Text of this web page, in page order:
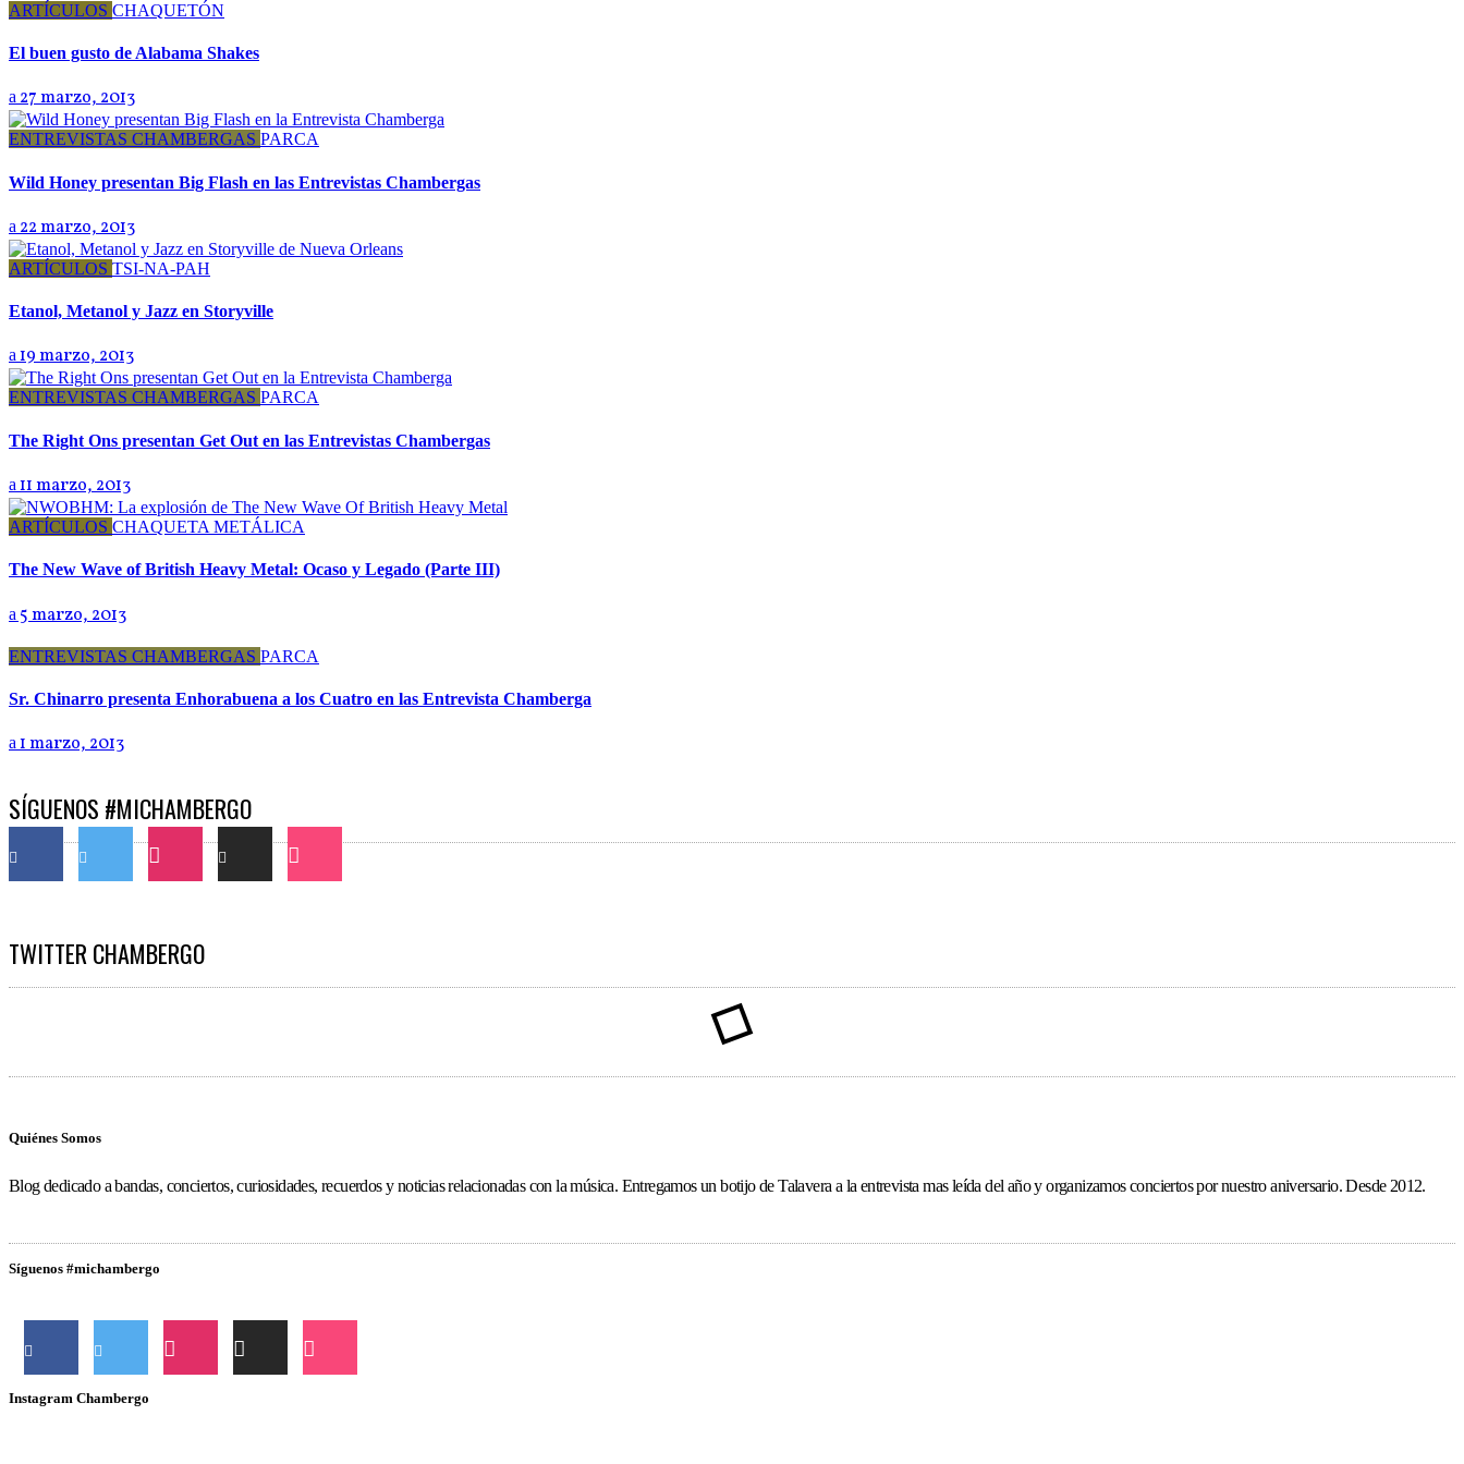
ARTÍCULOS CHAQUETÓN
El buen gusto de Alabama Shakes
27 marzo, 2013
ENTREVISTAS CHAMBERGAS PARCA
Wild Honey presentan Big Flash en las Entrevistas Chambergas
22 marzo, 2013
ARTÍCULOS TSI-NA-PAH
Etanol, Metanol y Jazz en Storyville
19 marzo, 2013
ENTREVISTAS CHAMBERGAS PARCA
The Right Ons presentan Get Out en las Entrevistas Chambergas
11 marzo, 2013
ARTÍCULOS CHAQUETA METÁLICA
The New Wave of British Heavy Metal: Ocaso y Legado (Parte III)
5 marzo, 2013
ENTREVISTAS CHAMBERGAS PARCA
Sr. Chinarro presenta Enhorabuena a los Cuatro en las Entrevista Chamberga
1 marzo, 2013
SÍGUENOS #MICHAMBERGO
TWITTER CHAMBERGO
Quiénes Somos
Blog dedicado a bandas, conciertos, curiosidades, recuerdos y noticias relacionadas con la música. Entregamos un botijo de Talavera a la entrevista mas leída del año y organizamos conciertos por nuestro aniversario. Desde 2012.
Síguenos #michambergo
Instagram Chambergo